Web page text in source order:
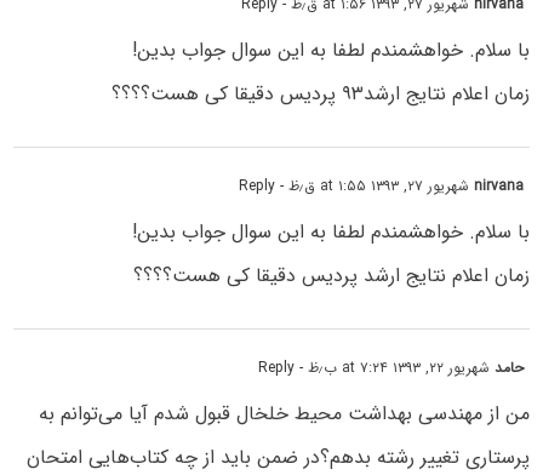
با سلام. خواهشمندم لطفا به این سوال جواب بدین!
زمان اعلام نتایج ارشد۹۳ پردیس دقیقا کی هست؟؟؟؟
nirvanaشهریور ۲۷, ۱۳۹۳ at ۱:۵۵ ق٫ظ - Reply
با سلام. خواهشمندم لطفا به این سوال جواب بدین!
زمان اعلام نتایج ارشد پردیس دقیقا کی هست؟؟؟؟
حامدشهریور ۲۲, ۱۳۹۳ at ۷:۲۴ ب٫ظ - Reply
من از مهندسی بهداشت محیط خلخال قبول شدم آیا می‌توانم به
پرستاری تغییر رشته بدهم؟در ضمن باید از چه کتاب‌هایی امتحان